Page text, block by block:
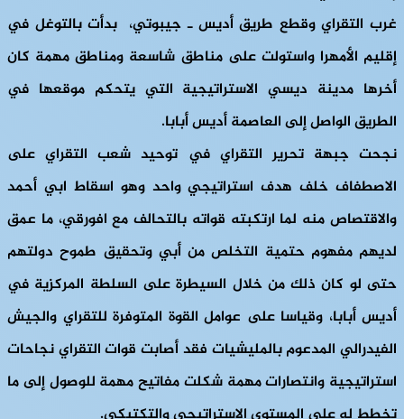
غرب التقراي وقطع طريق أديس ـ جيبوتي، بدأت بالتوغل في
إقليم الأمهرا واستولت على مناطق شاسعة ومناطق مهمة كان
أخرها مدينة ديسي الاستراتيجية التي يتحكم موقعها في
الطريق الواصل إلى العاصمة أديس أبابا.
نجحت جبهة تحرير التقراي في توحيد شعب التقراي على
الاصطفاف خلف هدف استراتيجي واحد وهو اسقاط ابي أحمد
والاقتصاص منه لما ارتكبته قواته بالتحالف مع افورقي، ما عمق
لديهم مفهوم حتمية التخلص من أبي وتحقيق طموح دولتهم
حتى لو كان ذلك من خلال السيطرة على السلطة المركزية في
أديس أبابا، وقياسا على عوامل القوة المتوفرة للتقراي والجيش
الفيدرالي المدعوم بالمليشيات فقد أصابت قوات التقراي نجاحات
استراتيجية وانتصارات مهمة شكلت مفاتيح مهمة للوصول إلى ما